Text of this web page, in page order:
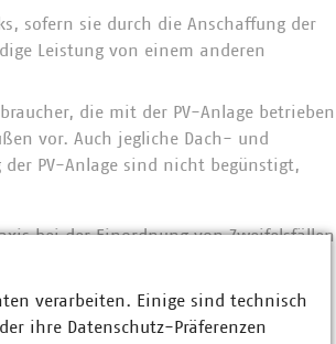
sofern sie durch die Anschaffung der
Leistung von einem anderen
die mit der PV-Anlage betrieben
vor. Auch jegliche Dach- und
PV-Anlage sind nicht begünstigt,
bei der Einordnung von Zweifelsfällen
in einigen Fällen ggf. auch
möglich sind. Es wird sich zeigen,
Klarstellungen vornehmen wird.
verarbeiten. Einige sind technisch
ihre Datenschutz-Präferenzen